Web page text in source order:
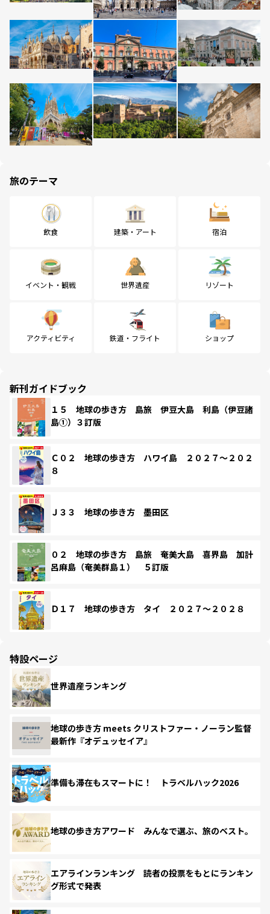
旅のテーマ
飲食 建築・アート 宿泊
イベント・観戦 世界遺産 リゾート
アクティビティ 鉄道・フライト ショップ
新刊ガイドブック
１５ 地球の歩き方 島旅 伊豆大島 利島（伊豆諸
島①）３訂版
Ｃ０２ 地球の歩き方 ハワイ島 ２０２７～２０２
８
Ｊ３３ 地球の歩き方 墨田区
０２ 地球の歩き方 島旅 奄美大島 喜界島 加計
呂麻島（奄美群島１） ５訂版
Ｄ１７ 地球の歩き方 タイ ２０２７～２０２８
特設ページ
世界遺産ランキング
地球の歩き方 meets クリストファー・ノーラン監督
最新作『オデュッセイア』
準備も滞在もスマートに！ トラベルハック2026
地球の歩き方アワード みんなで選ぶ、旅のベスト。
エアラインランキング 読者の投票をもとにランキン
グ形式で発表